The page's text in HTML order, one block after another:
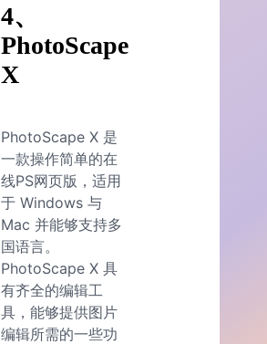
4、
PhotoScape
X
PhotoScape X 是
一款操作简单的在
线PS网页版，适用
于 Windows 与
Mac 并能够支持多
国语言。
PhotoScape X 具
有齐全的编辑工
具，能够提供图片
编辑所需的一些功